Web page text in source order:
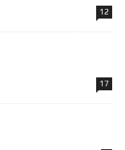
12
17